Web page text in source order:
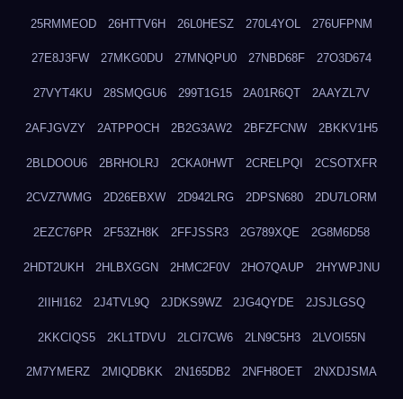
25RMMEOD 26HTTV6H 26L0HESZ 270L4YOL 276UFPNM
27E8J3FW 27MKG0DU 27MNQPU0 27NBD68F 27O3D674
27VYT4KU 28SMQGU6 299T1G15 2A01R6QT 2AAYZL7V
2AFJGVZY 2ATPPOCH 2B2G3AW2 2BFZFCNW 2BKKV1H5
2BLDOOU6 2BRHOLRJ 2CKA0HWT 2CRELPQI 2CSOTXFR
2CVZ7WMG 2D26EBXW 2D942LRG 2DPSN680 2DU7LORM
2EZC76PR 2F53ZH8K 2FFJSSR3 2G789XQE 2G8M6D58
2HDT2UKH 2HLBXGGN 2HMC2F0V 2HO7QAUP 2HYWPJNU
2IIHI162 2J4TVL9Q 2JDKS9WZ 2JG4QYDE 2JSJLGSQ
2KKCIQS5 2KL1TDVU 2LCI7CW6 2LN9C5H3 2LVOI55N
2M7YMERZ 2MIQDBKK 2N165DB2 2NFH8OET 2NXDJSMA